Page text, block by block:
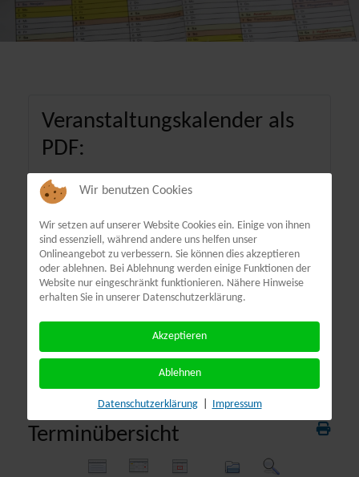
Veranstaltungskalender als
PDF:
Terminübersicht
Wir benutzen Cookies
Wir setzen auf unserer Website Cookies ein. Einige von ihnen
sind essenziell, während andere uns helfen unser
Onlineangebot zu verbessern. Sie können dies akzeptieren
oder ablehnen. Bei Ablehnung werden einige Funktionen der
Website nur eingeschränkt funktionieren. Nähere Hinweise
erhalten Sie in unserer Datenschutzerklärung.
Akzeptieren
Ablehnen
Datenschutzerklärung Impressum